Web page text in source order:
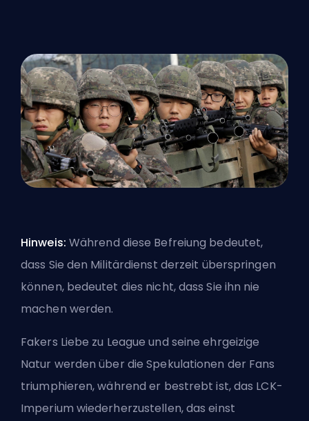
Hinweis: Während diese Befreiung bedeutet,
dass Sie den Militärdienst derzeit überspringen
können, bedeutet dies nicht, dass Sie ihn nie
machen werden.
Fakers Liebe zu League und seine ehrgeizige
Natur werden über die Spekulationen der Fans
triumphieren, während er bestrebt ist, das LCK-
Imperium wiederherzustellen, das einst